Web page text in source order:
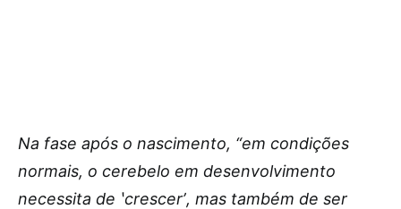
Na fase após o nascimento, “em condições
normais, o cerebelo em desenvolvimento
necessita de ʽcrescerʼ, mas também de ser